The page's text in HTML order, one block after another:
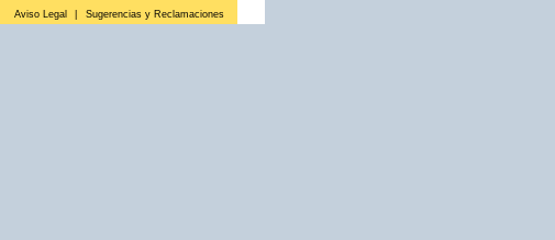
Aviso Legal Sugerencias y Reclamaciones